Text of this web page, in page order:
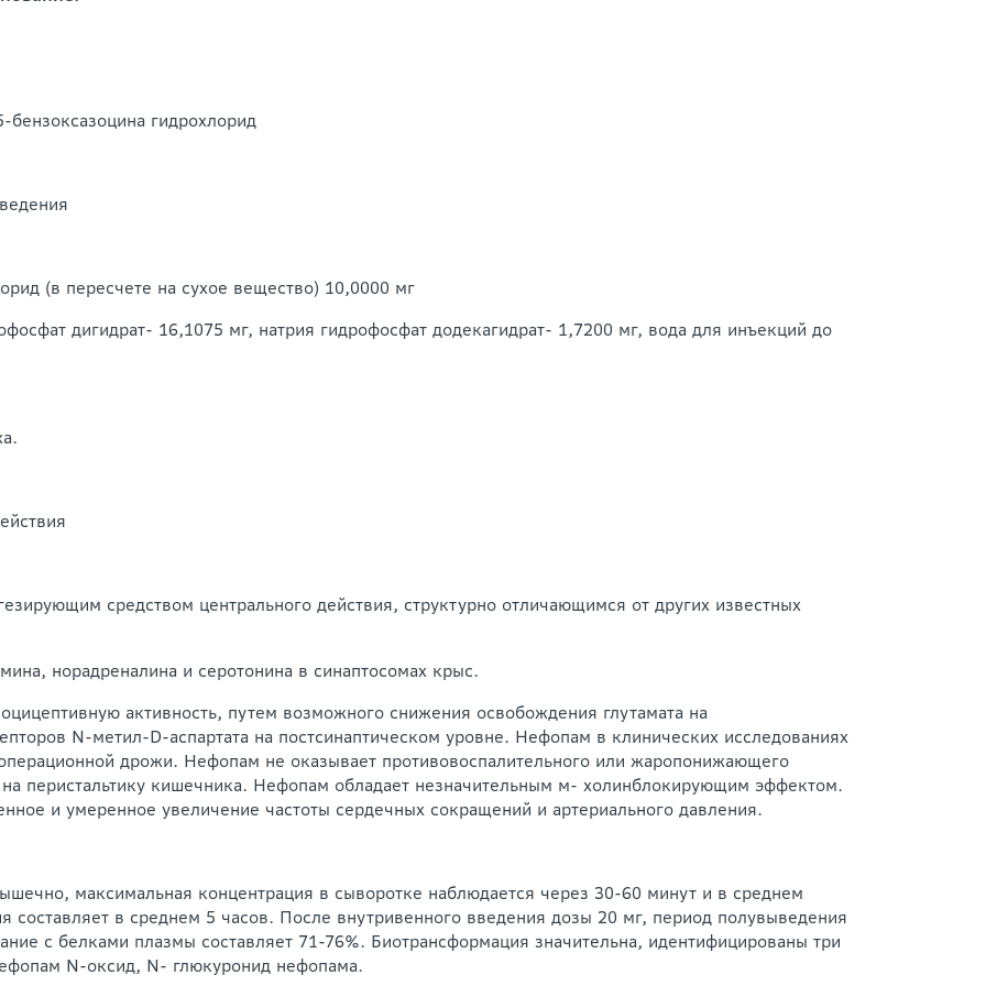
гидрохлорид
(в пересчете на сухое вещество) 10,0000 мг
дигидрат- 16,1075 мг, натрия гидрофосфат додекагидрат- 1,7200 мг, вода для инъекций до
средством центрального действия, структурно отличающимся от других известных
норадреналина и серотонина в синаптосомах крыс.
активность, путем возможного снижения освобождения глутамата на
N-метил-D-аспартата на постсинаптическом уровне. Нефопам в клинических исследованиях
дрожи. Нефопам не оказывает противовоспалительного или жаропонижающего
на перистальтику кишечника. Нефопам обладает незначительным м- холинблокирующим эффектом.
и умеренное увеличение частоты сердечных сокращений и артериального давления.
максимальная концентрация в сыворотке наблюдается через 30-60 минут и в среднем
составляет в среднем 5 часов. После внутривенного введения дозы 20 мг, период полувыведения
с белками плазмы составляет 71-76%. Биотрансформация значительна, идентифицированы три
N-оксид, N- глюкуронид нефопама.